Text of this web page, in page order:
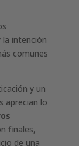
intención
comunes
y un
aprecian lo
finales,
de una